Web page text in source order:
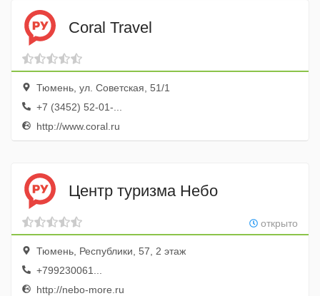
Coral Travel
Тюмень, ул. Советская, 51/1
+7 (3452) 52-01-...
http://www.coral.ru
Центр туризма Небо
открыто
Тюмень, Республики, 57, 2 этаж
+799230061...
http://nebo-more.ru